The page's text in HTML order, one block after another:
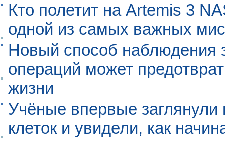
Кто полетит на Artemis 3
одной из самых важных
Новый способ наблюдения
операций может
жизни
Учёные впервые
клеток и увидели, как